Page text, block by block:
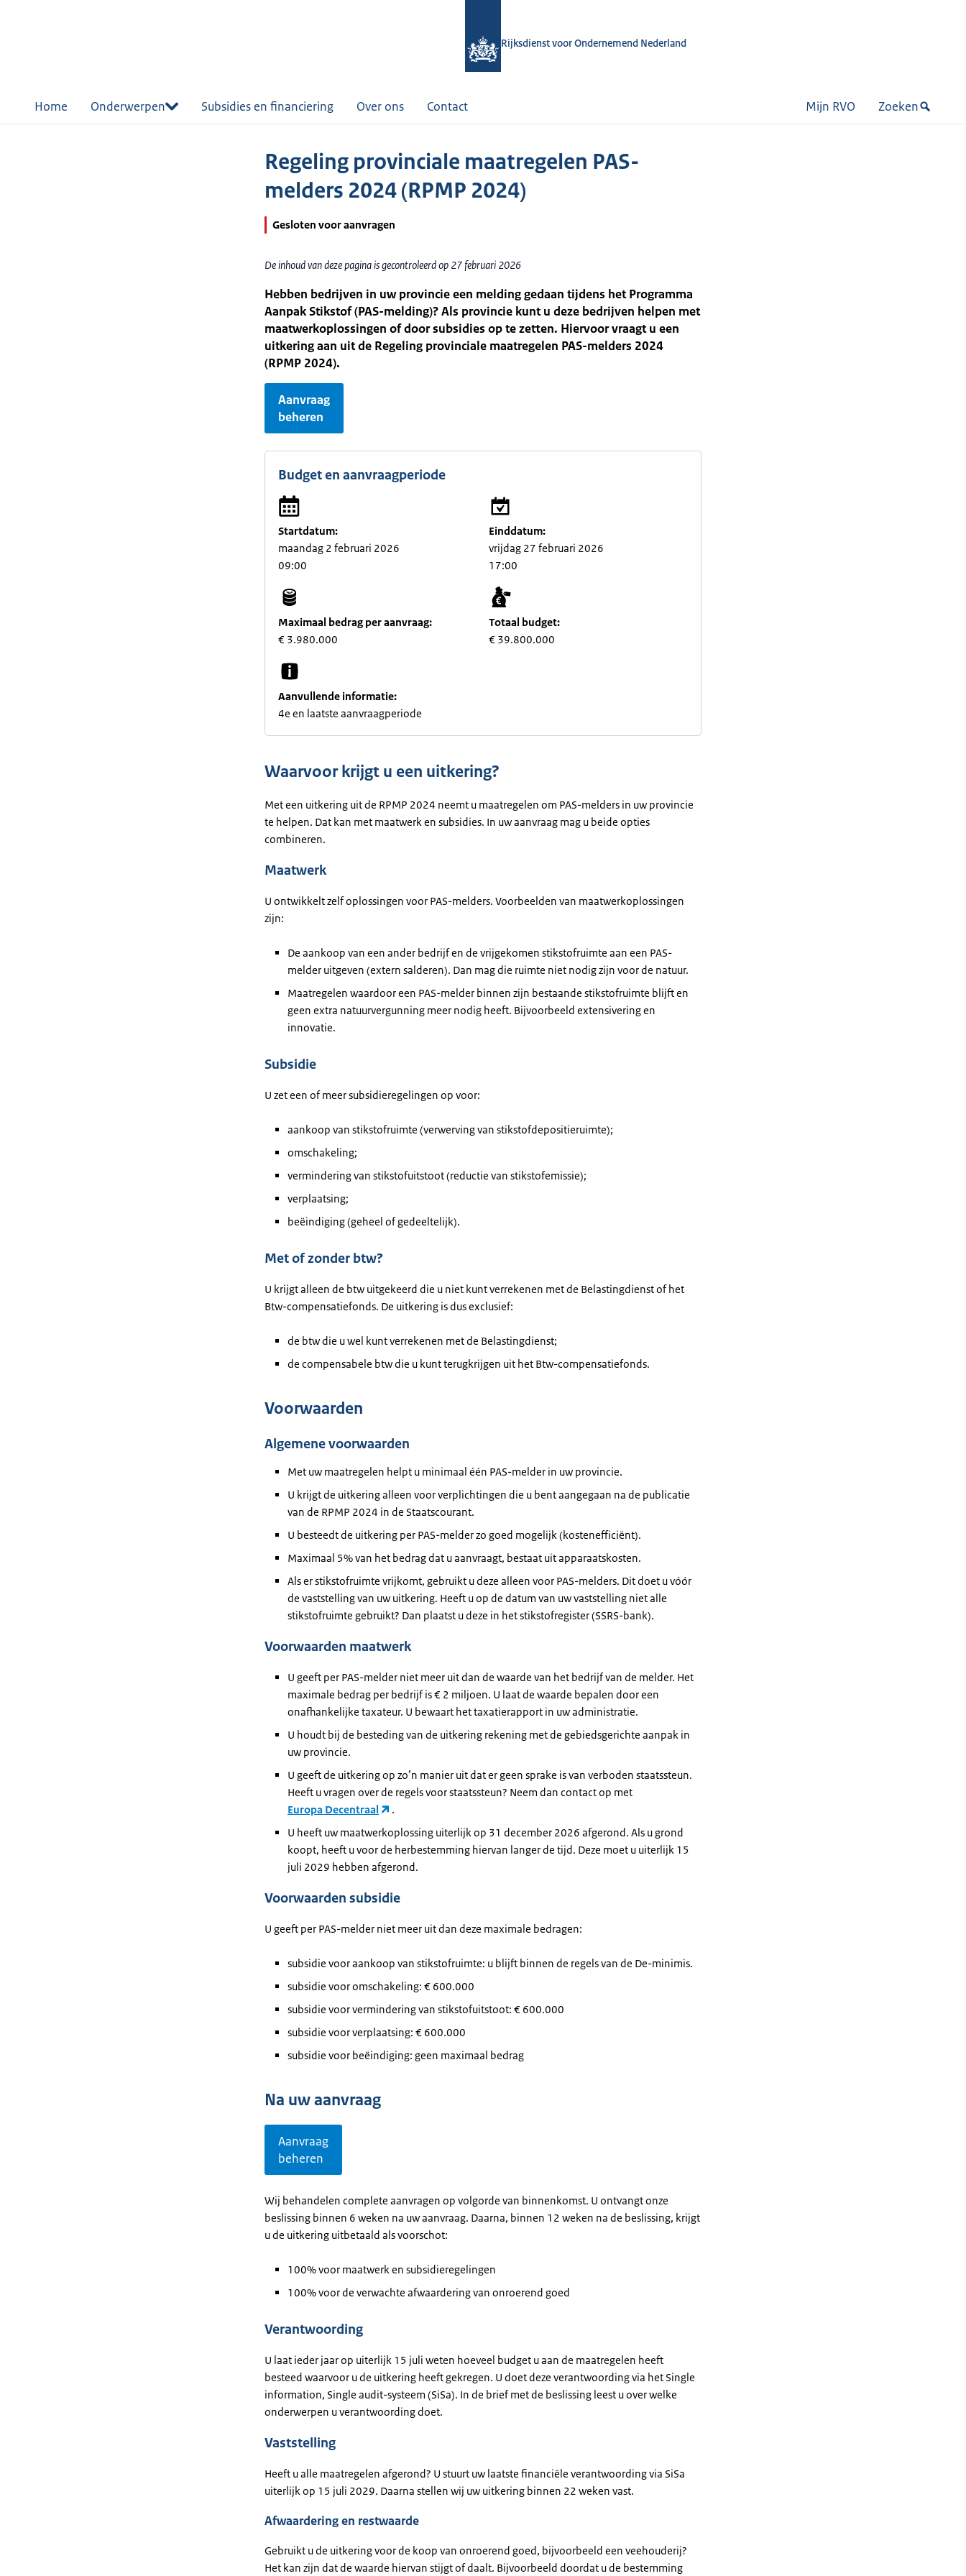
Rijksdienst voor Ondernemend Nederland
Home Onderwerpen Subsidies en financiering Over ons Contact Mijn RVO Zoeken
Regeling provinciale maatregelen PAS-
melders 2024 (RPMP 2024)
Gesloten voor aanvragen
De inhoud van deze pagina is gecontroleerd op 27 februari 2026
Hebben bedrijven in uw provincie een melding gedaan tijdens het Programma
Aanpak Stikstof (PAS-melding)? Als provincie kunt u deze bedrijven helpen met
maatwerkoplossingen of door subsidies op te zetten. Hiervoor vraagt u een
uitkering aan uit de Regeling provinciale maatregelen PAS-melders 2024
(RPMP 2024).
Aanvraag
beheren
Budget en aanvraagperiode
Startdatum:
maandag 2 februari 2026
09:00
Einddatum:
vrijdag 27 februari 2026
17:00
Maximaal bedrag per aanvraag:
€ 3.980.000
Totaal budget:
€ 39.800.000
Aanvullende informatie:
4e en laatste aanvraagperiode
Waarvoor krijgt u een uitkering?
Met een uitkering uit de RPMP 2024 neemt u maatregelen om PAS-melders in uw provincie
te helpen. Dat kan met maatwerk en subsidies. In uw aanvraag mag u beide opties
combineren.
Maatwerk
U ontwikkelt zelf oplossingen voor PAS-melders. Voorbeelden van maatwerkoplossingen
zijn:
De aankoop van een ander bedrijf en de vrijgekomen stikstofruimte aan een PAS-
melder uitgeven (extern salderen). Dan mag die ruimte niet nodig zijn voor de natuur.
Maatregelen waardoor een PAS-melder binnen zijn bestaande stikstofruimte blijft en
geen extra natuurvergunning meer nodig heeft. Bijvoorbeeld extensivering en
innovatie.
Subsidie
U zet een of meer subsidieregelingen op voor:
aankoop van stikstofruimte (verwerving van stikstofdepositieruimte);
omschakeling;
vermindering van stikstofuitstoot (reductie van stikstofemissie);
verplaatsing;
beëindiging (geheel of gedeeltelijk).
Met of zonder btw?
U krijgt alleen de btw uitgekeerd die u niet kunt verrekenen met de Belastingdienst of het
Btw-compensatiefonds. De uitkering is dus exclusief:
de btw die u wel kunt verrekenen met de Belastingdienst;
de compensabele btw die u kunt terugkrijgen uit het Btw-compensatiefonds.
Voorwaarden
Algemene voorwaarden
Met uw maatregelen helpt u minimaal één PAS-melder in uw provincie.
U krijgt de uitkering alleen voor verplichtingen die u bent aangegaan na de publicatie
van de RPMP 2024 in de Staatscourant.
U besteedt de uitkering per PAS-melder zo goed mogelijk (kostenefficiënt).
Maximaal 5% van het bedrag dat u aanvraagt, bestaat uit apparaatskosten.
Als er stikstofruimte vrijkomt, gebruikt u deze alleen voor PAS-melders. Dit doet u vóór
de vaststelling van uw uitkering. Heeft u op de datum van uw vaststelling niet alle
stikstofruimte gebruikt? Dan plaatst u deze in het stikstofregister (SSRS-bank).
Voorwaarden maatwerk
U geeft per PAS-melder niet meer uit dan de waarde van het bedrijf van de melder. Het
maximale bedrag per bedrijf is € 2 miljoen. U laat de waarde bepalen door een
onafhankelijke taxateur. U bewaart het taxatierapport in uw administratie.
U houdt bij de besteding van de uitkering rekening met de gebiedsgerichte aanpak in
uw provincie.
U geeft de uitkering op zo’n manier uit dat er geen sprake is van verboden staatssteun.
Heeft u vragen over de regels voor staatssteun? Neem dan contact op met
Europa Decentraal
.
U heeft uw maatwerkoplossing uiterlijk op 31 december 2026 afgerond. Als u grond
koopt, heeft u voor de herbestemming hiervan langer de tijd. Deze moet u uiterlijk 15
juli 2029 hebben afgerond.
Voorwaarden subsidie
U geeft per PAS-melder niet meer uit dan deze maximale bedragen:
subsidie voor aankoop van stikstofruimte: u blijft binnen de regels van de De-minimis.
subsidie voor omschakeling: € 600.000
subsidie voor vermindering van stikstofuitstoot: € 600.000
subsidie voor verplaatsing: € 600.000
subsidie voor beëindiging: geen maximaal bedrag
Na uw aanvraag
Aanvraag
beheren
Wij behandelen complete aanvragen op volgorde van binnenkomst. U ontvangt onze
beslissing binnen 6 weken na uw aanvraag. Daarna, binnen 12 weken na de beslissing, krijgt
u de uitkering uitbetaald als voorschot:
100% voor maatwerk en subsidieregelingen
100% voor de verwachte afwaardering van onroerend goed
Verantwoording
U laat ieder jaar op uiterlijk 15 juli weten hoeveel budget u aan de maatregelen heeft
besteed waarvoor u de uitkering heeft gekregen. U doet deze verantwoording via het Single
information, Single audit-systeem (SiSa). In de brief met de beslissing leest u over welke
onderwerpen u verantwoording doet.
Vaststelling
Heeft u alle maatregelen afgerond? U stuurt uw laatste financiële verantwoording via SiSa
uiterlijk op 15 juli 2029. Daarna stellen wij uw uitkering binnen 22 weken vast.
Afwaardering en restwaarde
Gebruikt u de uitkering voor de koop van onroerend goed, bijvoorbeeld een veehouderij?
Het kan zijn dat de waarde hiervan stijgt of daalt. Bijvoorbeeld doordat u de bestemming